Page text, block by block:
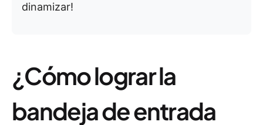
dinamizar!
¿Cómo lograr la
bandeja de entrada